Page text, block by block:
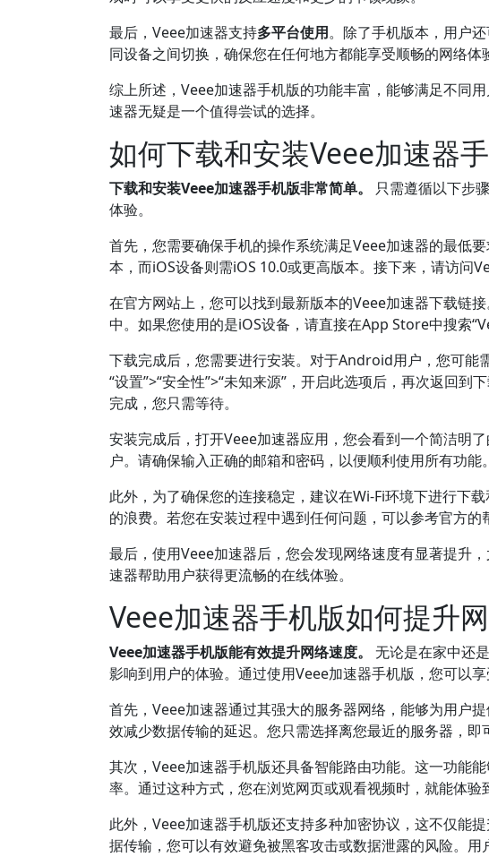
最后，Veee加速器支持多平台使用。除了手机版本，用户
同设备之间切换，确保您在任何地方都能享受顺畅的网络体
综上所述，Veee加速器手机版的功能丰富，能够满足不同
速器无疑是一个值得尝试的选择。
如何下载和安装Veee加速器
下载和安装Veee加速器手机版非常简单。
只需遵循以下步
体验。
首先，您需要确保手机的操作系统满足Veee加速器的最低
本，而iOS设备则需iOS 10.0或更高版本。接下来，请访问
在官方网站上，您可以找到最新版本的Veee加速器下载链
中。如果您使用的是iOS设备，请直接在App Store中搜索
下载完成后，您需要进行安装。对于Android用户，您可能
“设置”>“安全性”>“未知来源”，开启此选项后，再次返回
完成，您只需等待。
安装完成后，打开Veee加速器应用，您会看到一个简洁明
户。请确保输入正确的邮箱和密码，以便顺利使用所有功能。
此外，为了确保您的连接稳定，建议在Wi-Fi环境下进行下
的浪费。若您在安装过程中遇到任何问题，可以参考官方的
最后，使用Veee加速器后，您会发现网络速度有显著提升
速器帮助用户获得更流畅的在线体验。
Veee加速器手机版如何提升
Veee加速器手机版能有效提升网络速度。
无论是在家中还
影响到用户的体验。通过使用Veee加速器手机版，您可以享
首先，Veee加速器通过其强大的服务器网络，能够为用户
效减少数据传输的延迟。您只需选择离您最近的服务器，即
其次，Veee加速器手机版还具备智能路由功能。这一功能
率。通过这种方式，您在浏览网页或观看视频时，就能体验
此外，Veee加速器手机版还支持多种加密协议，这不仅能
据传输，您可以有效避免被黑客攻击或数据泄露的风险。用